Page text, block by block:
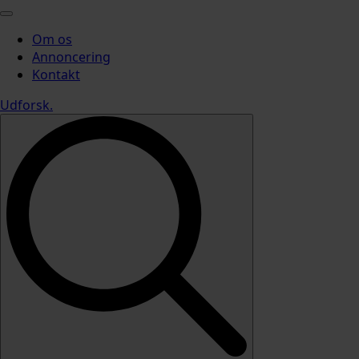
Om os
Annoncering
Kontakt
Udforsk.